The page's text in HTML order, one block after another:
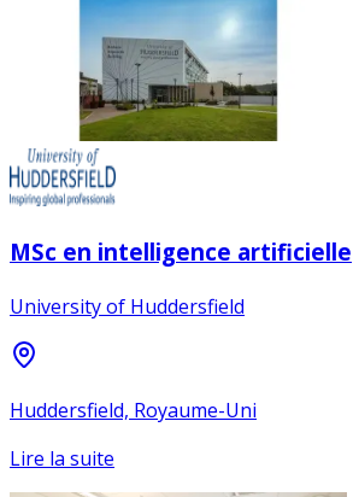
MSc en intelligence artificielle
University of Huddersfield
Huddersfield, Royaume-Uni
Lire la suite